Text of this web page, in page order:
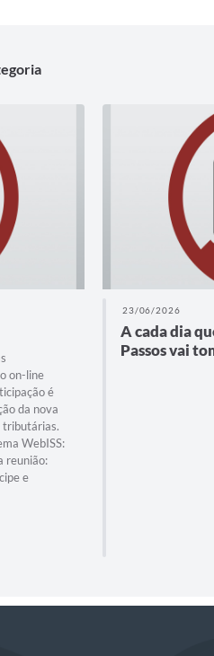
on-line
é
da nova
tributárias.
WebISS:
reunião:
e
23/06/2026
A cada dia
Passos vai